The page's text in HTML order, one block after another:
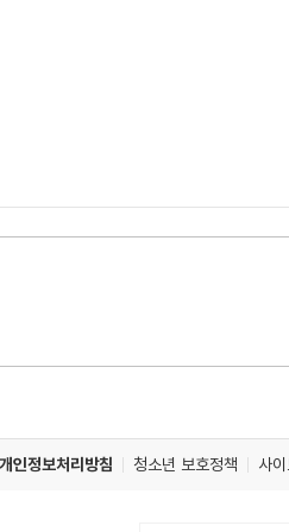
개인정보처리방침 청소년 보호정책 사